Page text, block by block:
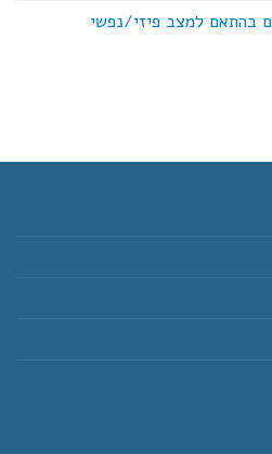
בהתאם למצב פיזי/נפשי